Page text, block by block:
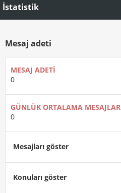
İstatistik
Mesaj adeti
MESAJ ADETI
0
GÜNLÜK ORTALAMA MESAJLAR
0
Mesajları göster
Konuları göster